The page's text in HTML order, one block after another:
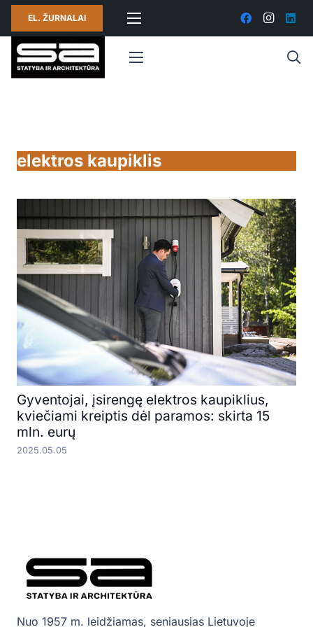
EL. ŽURNALAI
elektros kaupiklis
Gyventojai, įsirengę elektros kaupiklius,
kviečiami kreiptis dėl paramos: skirta 15
mln. eurų
2025.05.05
Nuo 1957 m. leidžiamas, seniausias Lietuvoje